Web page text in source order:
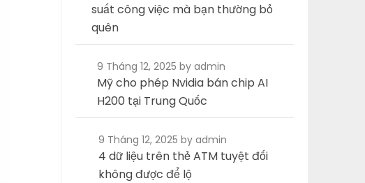
suất công việc mà bạn thường bỏ
quên
9 Tháng 12, 2025by admin
Mỹ cho phép Nvidia bán chip AI
H200 tại Trung Quốc
9 Tháng 12, 2025by admin
4 dữ liệu trên thẻ ATM tuyệt đối
không được để lộ